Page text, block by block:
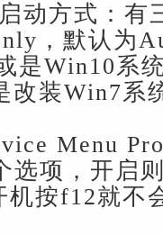
动方式：
，默认为
是Win10系
改装Win7系
Menu
选项，开启
机按f12就不